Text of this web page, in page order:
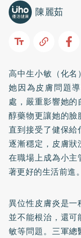
陳麗茹
高中生小敏（化名
她因為皮膚問題
處，嚴重影響她
醇藥物更讓她的臉
直到接受了健保
逐漸穩定，皮膚
在職場上成為小
著更好的生活前進。
異位性皮膚炎是一
並不能根治，還
敏等問題。三軍